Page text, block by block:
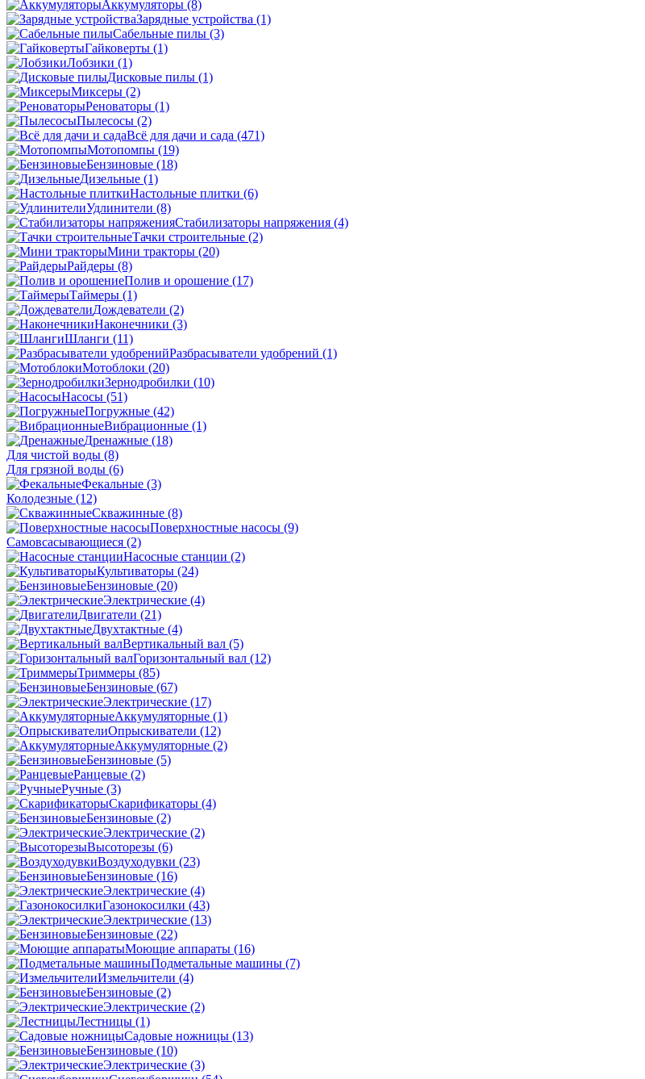
Аккумуляторы (8)
Зарядные устройства (1)
Сабельные пилы (3)
Гайковерты (1)
Лобзики (1)
Дисковые пилы (1)
Миксеры (2)
Реноваторы (1)
Пылесосы (2)
Всё для дачи и сада (471)
Мотопомпы (19)
Бензиновые (18)
Дизельные (1)
Настольные плитки (6)
Удлинители (8)
Стабилизаторы напряжения (4)
Тачки строительные (2)
Мини тракторы (20)
Райдеры (8)
Полив и орошение (17)
Таймеры (1)
Дождеватели (2)
Наконечники (3)
Шланги (11)
Разбрасыватели удобрений (1)
Мотоблоки (20)
Зернодробилки (10)
Насосы (51)
Погружные (42)
Вибрационные (1)
Дренажные (18)
Для чистой воды (8)
Для грязной воды (6)
Фекальные (3)
Колодезные (12)
Скважинные (8)
Поверхностные насосы (9)
Самовсасывающиеся (2)
Насосные станции (2)
Культиваторы (24)
Бензиновые (20)
Электрические (4)
Двигатели (21)
Двухтактные (4)
Вертикальный вал (5)
Горизонтальный вал (12)
Триммеры (85)
Бензиновые (67)
Электрические (17)
Аккумуляторные (1)
Опрыскиватели (12)
Аккумуляторные (2)
Бензиновые (5)
Ранцевые (2)
Ручные (3)
Скарификаторы (4)
Бензиновые (2)
Электрические (2)
Высоторезы (6)
Воздуходувки (23)
Бензиновые (16)
Электрические (4)
Газонокосилки (43)
Электрические (13)
Бензиновые (22)
Моющие аппараты (16)
Подметальные машины (7)
Измельчители (4)
Бензиновые (2)
Электрические (2)
Лестницы (1)
Садовые ножницы (13)
Бензиновые (10)
Электрические (3)